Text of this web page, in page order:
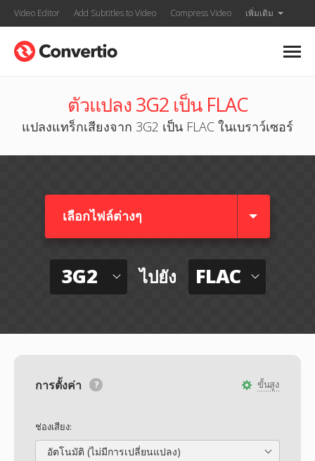
Video Editor Add Subtitles to Video Compress Video เพิ่มเติม
ตัวแปลง 3G2 เป็น FLAC
แปลงแทร็กเสียงจาก 3G2 เป็น FLAC ในเบราว์เซอร์
เลือกไฟล์ต่างๆ​
3G2 ไปยัง FLAC
ขั้นสูง
การตั้งค่า
ช่องเสียง:
อัตโนมัติ (ไม่มีการเปลี่ยนแปลง)